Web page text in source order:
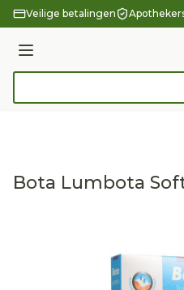
Ga naar de inhoud
Veilige betalingen
Menu
Bota Lumbota